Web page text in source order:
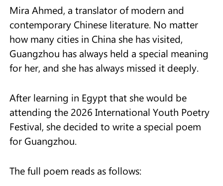
Mira Ahmed, a translator of modern and
contemporary Chinese literature. No matter
how many cities in China she has visited,
Guangzhou has always held a special meaning
for her, and she has always missed it deeply.
After learning in Egypt that she would be
attending the 2026 International Youth Poetry
Festival, she decided to write a special poem
for Guangzhou.
The full poem reads as follows: